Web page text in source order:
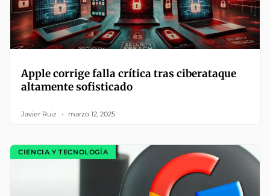
Apple corrige falla crítica tras ciberataque
altamente sofisticado
Javier Ruiz marzo 12, 2025
CIENCIA Y TECNOLOGÍA